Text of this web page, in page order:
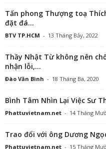
Tấn phong Thượng toạ
đặt đá...
BTV TP.HCM - 13 Tháng Bảy, 2022
Thầy Nhật Từ không nên
nhận lỗi,...
Đào Văn Bình - 18 Tháng Ba, 2020
Bình Tâm Nhìn Lại Việc Sư
Phattuvietnam.net - 14 Tháng
Trao đổi với ông Dương
Phattuvietnam.net - 15 Tháng